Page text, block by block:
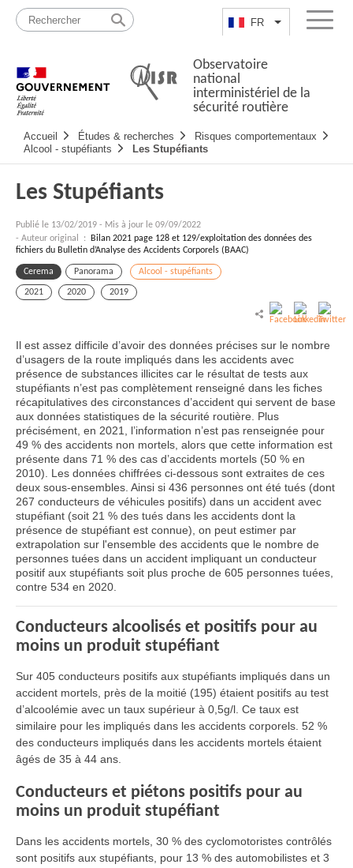
Passer
contenu
FR Lister lesMenu
Observatoire
national
interministériel de la
sécurité routière
principale
Accueil Études & recherches
Risques comportementaux
Alcool - stupéfiants
Les Stupéfiants
Les Stupéfiants
Publié le 13/02/2019 - Mis à jour le 09/09/2022
- Auteur original :
Bilan 2021 page 128 et 129/exploitation des données des
fichiers du Bulletin d’Analyse des Accidents Corporels (BAAC)
Cerema Panorama Alcool - stupéfiants
2021 2020 2019
Il est assez difficile d’avoir des données précises sur le nombre
d’usagers de la route impliqués dans les accidents avec
présence de substances illicites car le résultat de tests aux
stupéfiants n’est pas complètement renseigné dans les fiches
récapitulatives des circonstances d’accident qui servent de base
aux données statistiques de la sécurité routière. Plus
précisément, en 2021, l’information n’est pas renseignée pour
49 % des accidents non mortels, alors que cette information est
présente dans 71 % des cas d’accidents mortels (50 % en
2010). Les données chiffrées ci-dessous sont extraites de ces
deux sous-ensembles. Ainsi si 436 personnes ont été tués (dont
267 conducteurs de véhicules positifs) dans un accident avec
stupéfiant (soit 21 % des tués dans les accidents dont la
présence de stupéfiant est connue), on peut estimer par
extrapolation sur l'ensemble des accidents que le nombre de
personnes tuées dans un accident impliquant un conducteur
positif aux stupéfiants soit plus proche de 605 personnes tuées,
contre 534 en 2020.
Conducteurs alcoolisés et positifs pour au
moins un produit stupéfiant
Sur 405 conducteurs positifs aux stupéfiants impliqués dans un
accident mortels, près de la moitié (195) étaient positifs au test
d’alcoolémie avec un taux supérieur à 0,5g/l. Ce taux est
similaire pour les impliqués dans les accidents corporels. 52 %
des conducteurs impliqués dans les accidents mortels étaient
âgés de 35 à 44 ans.
Conducteurs et piétons positifs pour au
moins un produit stupéfiant
Dans les accidents mortels, 30 % des cyclomotoristes contrôlés
sont positifs aux stupéfiants, pour 13 % des automobilistes et 3